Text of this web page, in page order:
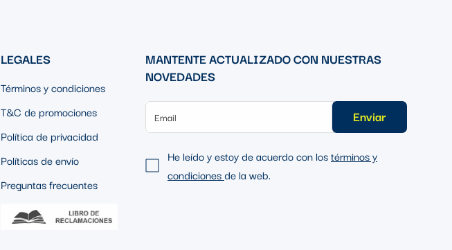
LEGALES
Términos y condiciones
T&C de promociones
Política de privacidad
Políticas de envío
Preguntas frecuentes
MANTENTE ACTUALIZADO CON NUESTRAS
NOVEDADES
Enviar
He leído y estoy de acuerdo con lostérminos y
condicionesde la web.